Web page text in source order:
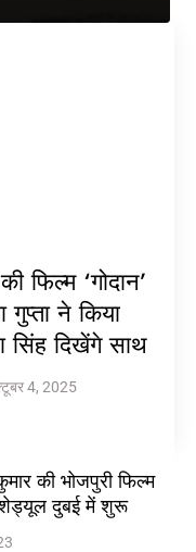
फिल्म ‘गोदान’
ने किया
सिंह दिखेंगे साथ
4, 2025
की भोजपुरी फिल्म
शेड्यूल दुबई में शुरू